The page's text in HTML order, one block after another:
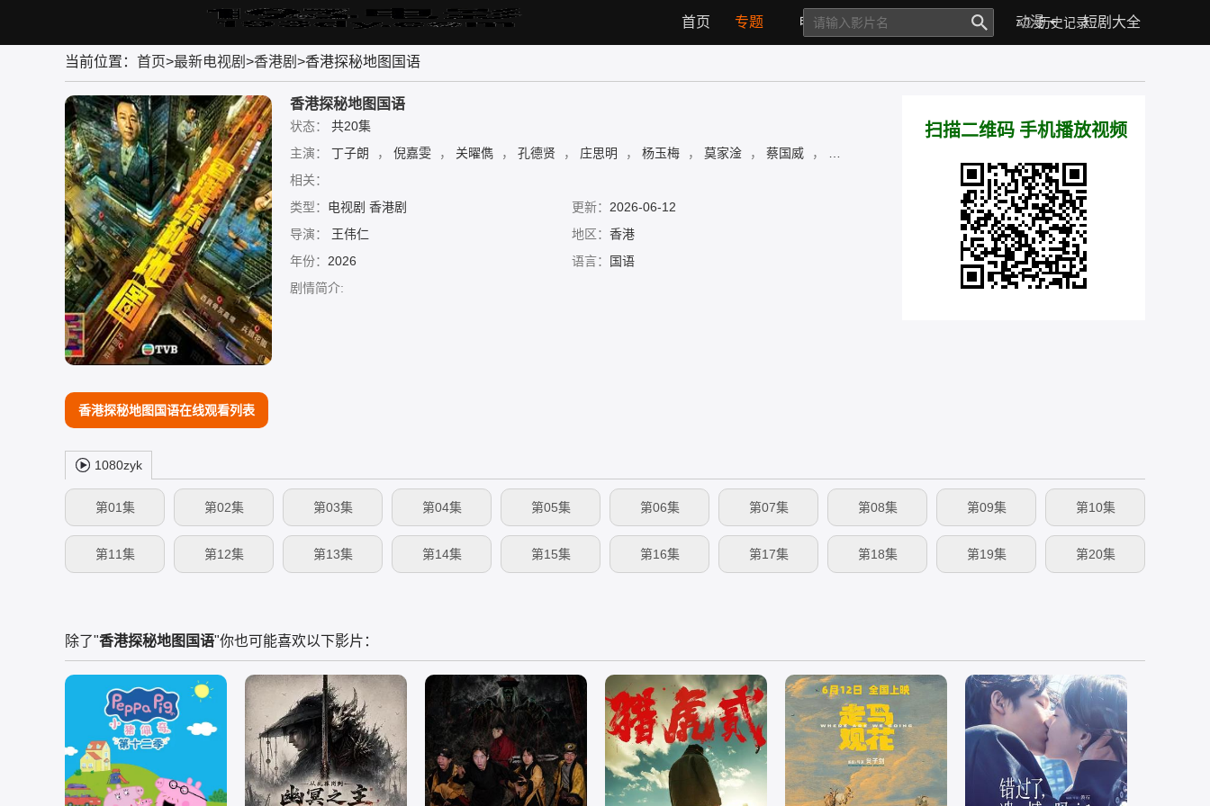
首页 专题 电影 电视剧 综艺 动漫 短剧大全
历史记录
当前位置： 首页>最新电视剧 >香港剧 >香港探秘地图国语
香港探秘地图国语
状态：
共20集
主演：
丁子朗 ， 倪嘉雯 ， 关曜儁 ， 孔德贤 ， 庄思明 ， 杨玉梅 ， 莫家淦 ， 蔡国威 ，
相关：
类型： 电视剧 香港剧 更新： 2026-06-12
导演：
王伟仁 地区： 香港
年份： 2026 语言：
国语
剧情简介:
扫描二维码 手机播放视频
香港探秘地图国语在线观看列表
1080zyk
第01集 第02集 第03集 第04集 第05集 第06集 第07集 第08集 第09集 第10集
第11集 第12集 第13集 第14集 第15集 第16集 第17集 第18集 第19集 第20集
除了"香港探秘地图国语"你也可能喜欢以下影片：